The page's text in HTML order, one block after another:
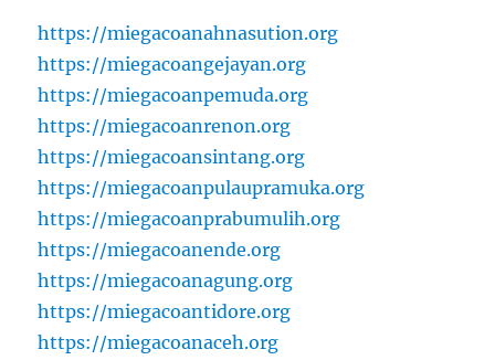
https://miegacoanahnasution.org
https://miegacoangejayan.org
https://miegacoanpemuda.org
https://miegacoanrenon.org
https://miegacoansintang.org
https://miegacoanpulaupramuka.org
https://miegacoanprabumulih.org
https://miegacoanende.org
https://miegacoanagung.org
https://miegacoantidore.org
https://miegacoanaceh.org